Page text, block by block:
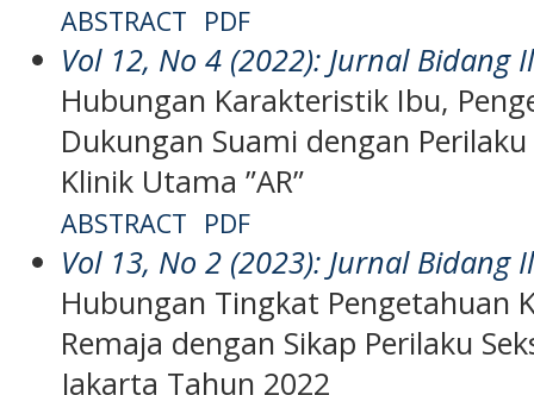
ABSTRACT PDF
Vol 12, No 4 (2022): Jurnal Bidang
Hubungan Karakteristik Ibu,
Dukungan Suami dengan
Klinik Utama ”AR”
ABSTRACT PDF
Vol 13, No 2 (2023): Jurnal Bidang
Hubungan Tingkat Pengetahuan
Remaja dengan Sikap Perilaku
Jakarta Tahun 2022